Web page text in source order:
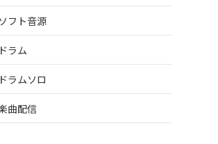
ソフト音源
ドラム
ドラムソロ
曲配信